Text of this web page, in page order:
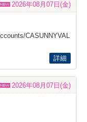
2026年08月07日(金)
CASUNNYVAL
詳細
2026年08月07日(金)